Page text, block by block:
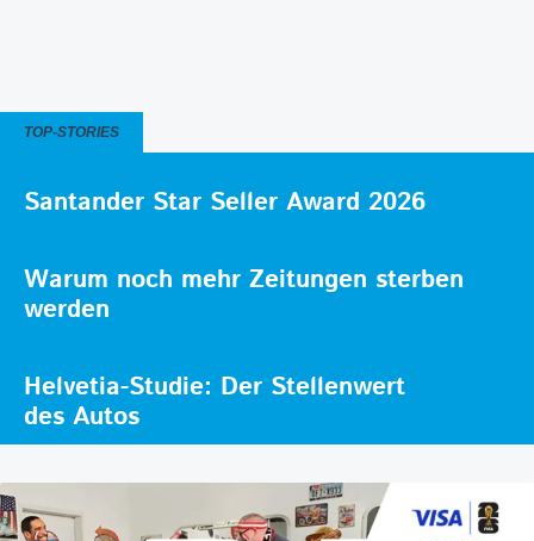
TOP-STORIES
Santander Star Seller Award 2026
Warum noch mehr Zeitungen sterben
werden
Helvetia-Studie: Der Stellenwert
des Autos